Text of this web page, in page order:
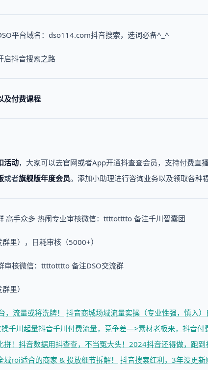
平台域名：dso114.com抖音搜索，选词必备^_^
启抖音搜索之路
及付费课程
活动，大家可以去官网或者App开通抖查查会员，支持付费直
或者旗舰版年度会员。添加小助理进行咨询业务以及领取各种福
高手众多 热闹专业审核微信：ttttotttto 备注千川智囊团
里），日耗审核（5000+）
审核微信：ttttotttto 备注DSO交流群
里）
流量或将洗牌！ 抖音商城场域流量实操（专业性强，慎入）
千川起量抖音千川付费流量，竞争差—>素材老板来，抖音付
！ 抖音数据用抖查查，不当冤大头！ 2024抖音还得做，跑到
域roi适合的商家 & 投放细节拆解！ 抖音搜索红利，3年没更新